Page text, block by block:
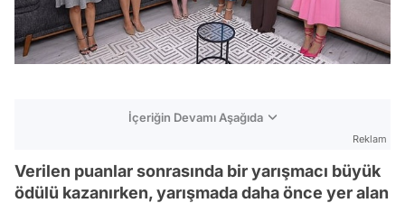
İçeriğin Devamı Aşağıda
Reklam
Verilen puanlar sonrasında bir yarışmacı büyük
ödülü kazanırken, yarışmada daha önce yer alan